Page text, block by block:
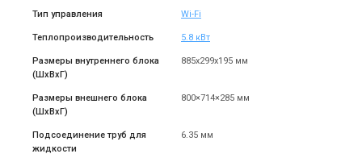
Mitsubishi Electric Design
Inverter MSZ-
Цена
Купить
Mitsubishi Electric Design
Inverter MSZ-
Цена
В наличии
Акция Акция
Тип управления Wi-Fi
Теплопроизводительность 5.8 кВт
Размеры внутреннего блока
(ШxВxГ)
885x299x195 мм
Размеры внешнего блока
(ШxВxГ)
800×714×285 мм
Подсоединение труб для
жидкости
6.35 мм